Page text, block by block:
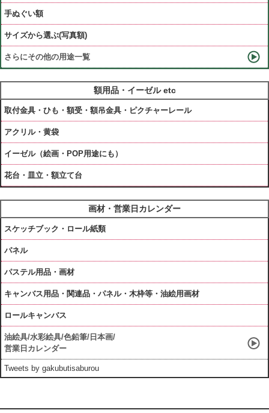
手ぬぐい額
サイズから選ぶ(写真額)
さらにその他の用途一覧
額用品・イーゼル etc
取付金具・ひも・額受・額吊金具・ピクチャーレール
アクリル・黄袋
イーゼル（絵画・POP用途にも）
花台・皿立・額立て台
画材・営業日カレンダー
スケッチブック・ロール紙類
パネル
パステル用品・画材
キャンバス用品・関連品・パネル・木枠等・油絵用画材
ロールキャンバス
油絵具/水彩絵具/色鉛筆/日本画/
営業日カレンダー
Tweets by gakubutisaburou